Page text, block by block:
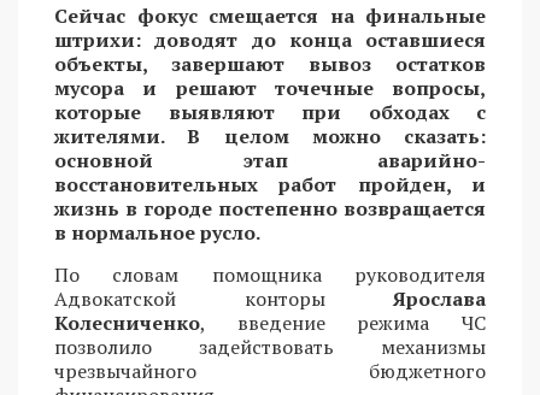
Сейчас фокус смещается на финальные
штрихи: доводят до конца оставшиеся
объекты, завершают вывоз остатков
мусора и решают точечные вопросы,
которые выявляют при обходах с
жителями. В целом можно сказать:
основной этап аварийно-
восстановительных работ пройден, и
жизнь в городе постепенно возвращается
в нормальное русло.
По словам помощника руководителя
Адвокатской конторыЯрослава
Колесниченко, введение режима ЧС
позволило задействовать механизмы
чрезвычайного бюджетного